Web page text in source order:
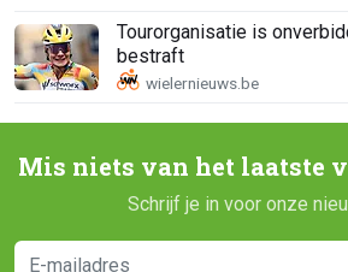
Tourorganisatie is
bestraft
Mis niets van het laatste
Schrijf je in voor onze